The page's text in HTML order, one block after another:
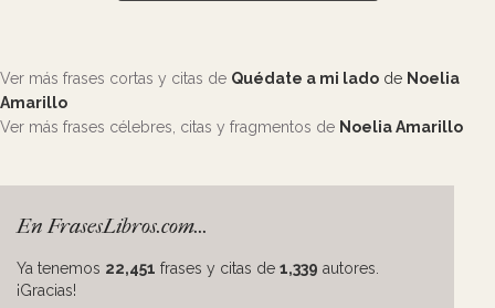
Ver más frases cortas y citas de Quédate a mi lado de Noelia
Amarillo
Ver más frases célebres, citas y fragmentos de Noelia Amarillo
En FrasesLibros.com...
Ya tenemos 22,451 frases y citas de 1,339 autores.
¡Gracias!